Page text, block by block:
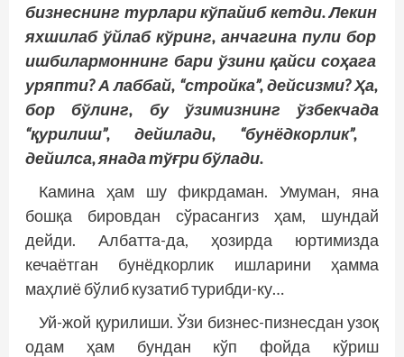
бизнеснинг турларикўпайибкетди. Лекин
яхшилабўйлабкўринг, анчагина пули бор
ишбилармоннинг бариўзиниқайси соҳага
уряпти? Алаббай, “стройка”, дейсизми? Ҳа,
бор бўлинг, буўзимизнинг ўзбекчада
“қурилиш”, дейилади, “бунёдкорлик”,
дейилса, янадатўғрибўлади.
Камина ҳам шу фикрдаман. Умуман, яна
бошқа бировдан сўрасангиз ҳам, шундай
дейди. Албатта-да, ҳозирда юртимизда
кечаётган бунёдкорлик ишларини ҳамма
маҳлиё бўлиб кузатиб турибди-ку…
Уй-жой қурилиши. Ўзи бизнес-пизнесдан узоқ
одам ҳам бундан кўп фойда кўриш